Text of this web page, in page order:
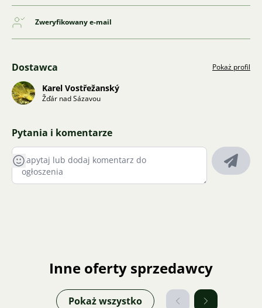
Zweryfikowany e-mail
Dostawca Pokaż profil
Karel Vostřežanský
Žďár nad Sázavou
Pytania i komentarze
Inne oferty sprzedawcy
Pokaż wszystko